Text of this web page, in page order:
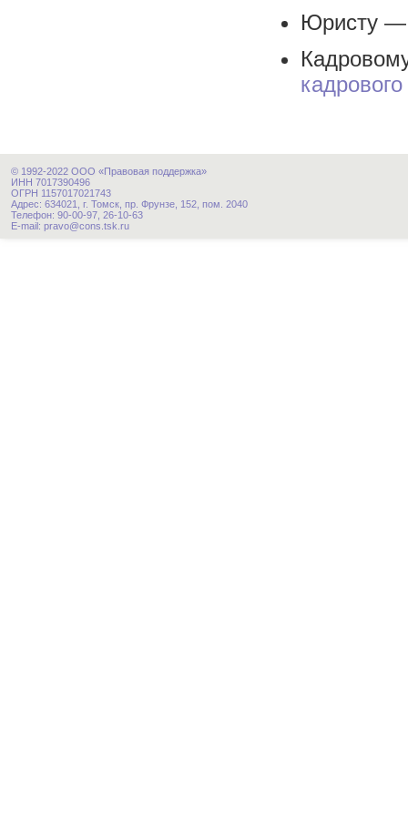
Юристу
© 1992-2022 ООО «Правовая поддержка»
ИНН 7017390496
ОГРН 1157017021743
Адрес: 634021, г. Томск, пр. Фрунзе, 152, пом. 2040
Телефон: 90-00-97, 26-10-63
E-mail: pravo@cons.tsk.ru